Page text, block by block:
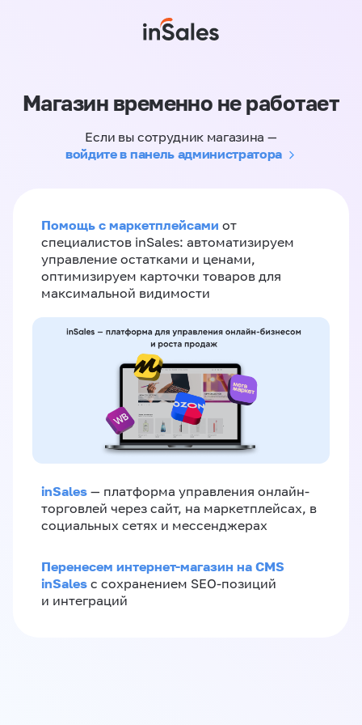
Магазин временно не работает
Если вы сотрудник магазина —
войдите в панель администратора
Помощь с маркетплейсами от
специалистов inSales: автоматизируем
управление остатками и ценами,
оптимизируем карточки товаров для
максимальной видимости
inSales — платформа управления онлайн-
торговлей через сайт, на маркетплейсах, в
социальных сетях и мессенджерах
Перенесем интернет-магазин на CMS
inSales с сохранением SEO-позиций
и интеграций